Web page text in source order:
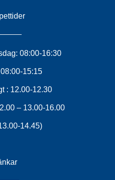
08:00-16:30
15:15
: 12.00-12.30
– 13.00-16.00
14.45)